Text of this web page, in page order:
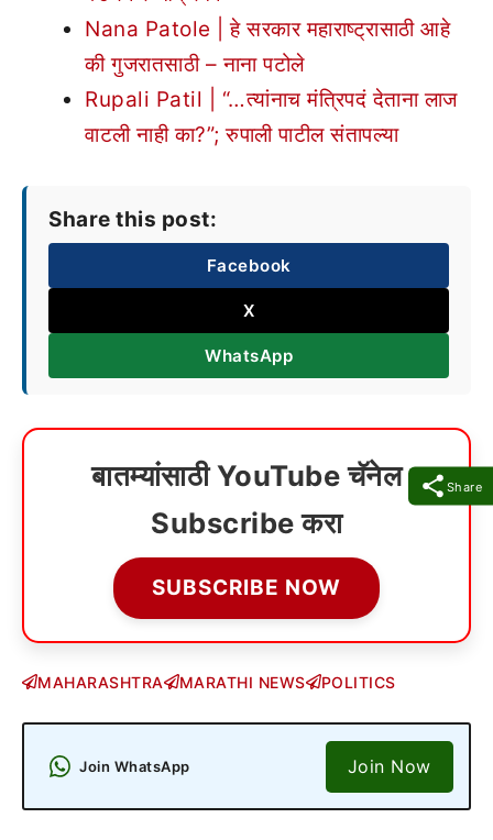
Share
Nana Patole | हे सरकार महाराष्ट्रासाठी आहे
की गुजरातसाठी – नाना पटोले
Rupali Patil | “…त्यांनाच मंत्रिपदं देताना लाज
वाटली नाही का?”; रुपाली पाटील संतापल्या
Share this post:
Facebook
X
WhatsApp
बातम्यांसाठी YouTube चॅनेल
Subscribe करा
SUBSCRIBE NOW
MAHARASHTRA MARATHI NEWS POLITICS
Join WhatsApp Join Now